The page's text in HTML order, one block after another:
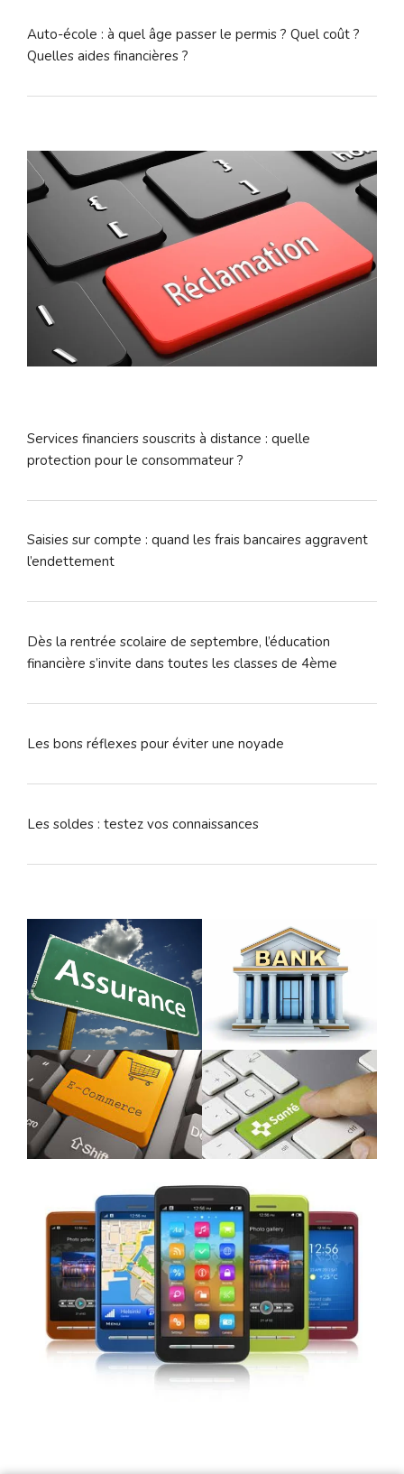
Auto-école : à quel âge passer le permis ? Quel coût ?
Quelles aides financières ?
Services financiers souscrits à distance : quelle
protection pour le consommateur ?
Saisies sur compte : quand les frais bancaires aggravent
l’endettement
Dès la rentrée scolaire de septembre, l’éducation
financière s’invite dans toutes les classes de 4ème
Les bons réflexes pour éviter une noyade
Les soldes : testez vos connaissances